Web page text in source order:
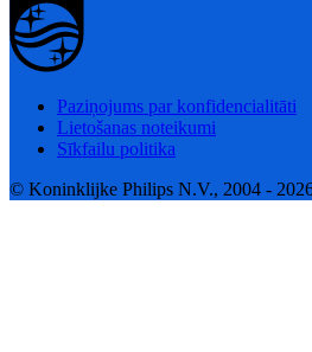
Paziņojums par konfidencialitāti
Lietošanas noteikumi
Sīkfailu politika
© Koninklijke Philips N.V., 2004 -